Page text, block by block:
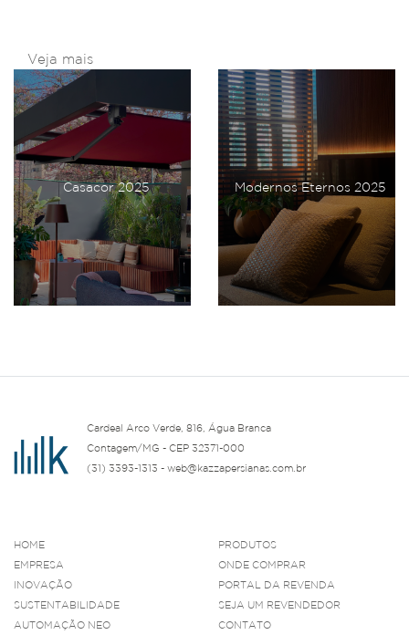
Veja mais
Casacor 2025 Modernos Eternos 2025
Cardeal Arco Verde, 816, Água Branca
Contagem/MG - CEP 32371-000
(31) 3393-1313 - web@kazzapersianas.com.br
HOME
EMPRESA
INOVAÇÃO
SUSTENTABILIDADE
AUTOMAÇÃO NEO
PRODUTOS
ONDE COMPRAR
PORTAL DA REVENDA
SEJA UM REVENDEDOR
CONTATO